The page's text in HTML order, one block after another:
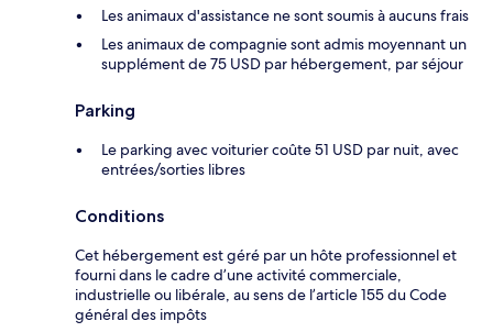
Les animaux d'assistance ne sont soumis à aucuns frais
Les animaux de compagnie sont admis moyennant un
supplément de 75 USD par hébergement, par séjour
Parking
Le parking avec voiturier coûte 51 USD par nuit, avec
entrées/sorties libres
Conditions
Cet hébergement est géré par un hôte professionnel et
fourni dans le cadre d’une activité commerciale,
industrielle ou libérale, au sens de l’article 155 du Code
général des impôts